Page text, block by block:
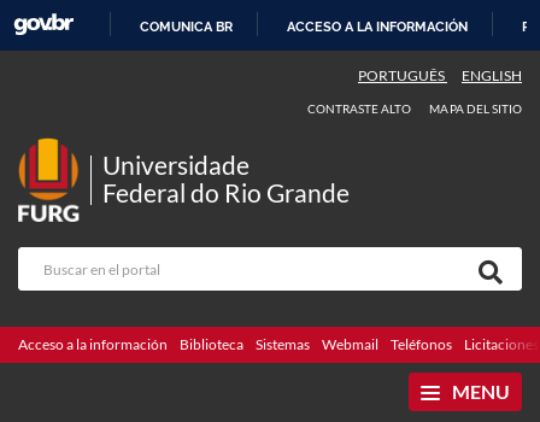
CONTENIDO
COMUNICA BR ACCESO A LA INFORMACIÓN
PORTUGUÊS ENGLISH
CONTRASTE ALTO MAPA DEL SITIO
Universidade
Federal do Rio Grande
Acceso a la información Biblioteca Sistemas Webmail Teléfonos Licitaciones
MENU